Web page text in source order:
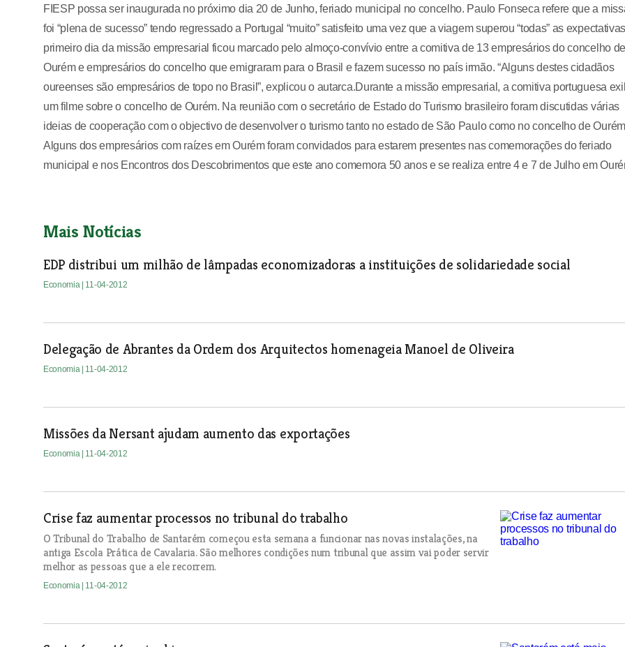
FIESP possa ser inaugurada no próximo dia 20 de Junho, feriado municipal no concelho. Paulo Fonseca refere que a
foi “plena de sucesso” tendo regressado a Portugal “muito” satisfeito uma vez que a viagem superou “todas” as
primeiro dia da missão empresarial ficou marcado pelo almoço-convívio entre a comitiva de 13 empresários do concelho de
Ourém e empresários do concelho que emigraram para o Brasil e fazem sucesso no país irmão. “Alguns destes cidadãos
oureenses são empresários de topo no Brasil”, explicou o autarca.Durante a missão empresarial, a comitiva portuguesa
um filme sobre o concelho de Ourém. Na reunião com o secretário de Estado do Turismo brasileiro foram discutidas várias
ideias de cooperação com o objectivo de desenvolver o turismo tanto no estado de São Paulo como no concelho de
Alguns dos empresários com raízes em Ourém foram convidados para estarem presentes nas comemorações do feriado
municipal e nos Encontros dos Descobrimentos que este ano comemora 50 anos e se realiza entre 4 e 7 de Julho em
Mais Notícias
EDP distribui um milhão de lâmpadas economizadoras a instituições de solidariedade social
Economia | 11-04-2012
Delegação de Abrantes da Ordem dos Arquitectos homenageia Manoel de Oliveira
Economia | 11-04-2012
Missões da Nersant ajudam aumento das exportações
Economia | 11-04-2012
Crise faz aumentar processos no tribunal do trabalho
O Tribunal do Trabalho de Santarém começou esta semana a funcionar nas novas instalações, na
antiga Escola Prática de Cavalaria. São melhores condições num tribunal que assim vai poder servir
melhor as pessoas que a ele recorrem.
Economia | 11-04-2012